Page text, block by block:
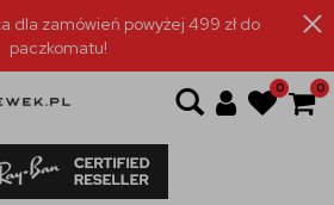
dla zamówień powyżej 499 zł do
paczkomatu!
0 0